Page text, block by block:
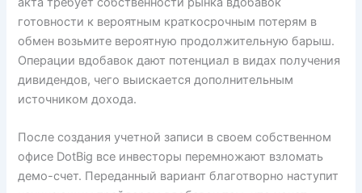
готовности к вероятным краткосрочным потерям в
обмен возьмите вероятную продолжительную барыш.
Операции вдобавок дают потенциал в видах получения
дивидендов, чего выискается дополнительным
источником дохода.
После создания учетной записи в своем собственном
офисе DotBig все инвесторы перемножают взломать
демо-счет. Переданный вариант благотворно наступит